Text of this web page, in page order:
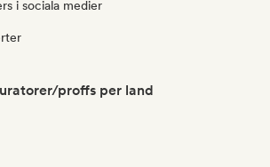
i sociala medier
proffs per land